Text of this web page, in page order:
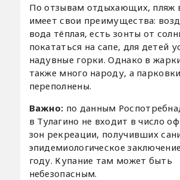
По отзывам отдыхающих, пляж
имеет свои преимущества:
вода тёплая, есть зонты от
покататься на сапе, для детей
надувные горки. Однако в
также много народу, а парковки
переполнены.
Важно: по данным
в Тулагино не входит в число
зон рекреации, получивших
эпидемиологическое
году. Купание там может быть
небезопасным.